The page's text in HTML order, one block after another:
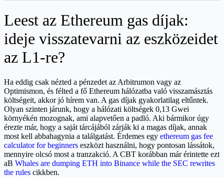
Leest az Ethereum gas díjak:
ideje visszatevarni az eszközeidet
az L1-re?
Ha eddig csak nézted a pénzedet az Arbitrumon vagy az
Optimismon, és félted a fő Ethereum hálózatba való visszamásztás
költségeit, akkor jó hírem van. A gas díjak gyakorlatilag eltűntek.
Olyan szinten járunk, hogy a hálózati költségek 0,13 Gwei
környékén mozognak, ami alapvetően a padló. Aki bármikor úgy
érezte már, hogy a saját tárcájából zárják ki a magas díjak, annak
most kell abbahagynia a találgatást. Érdemes egy ethereum gas fee
calculator for beginners eszközt használni, hogy pontosan lássátok,
mennyire olcsó most a tranzakció. A CBT korábban már érintette ezt
aB Whales are dumping ETH into Binance while the SEC rewrites
the rules cikkben.